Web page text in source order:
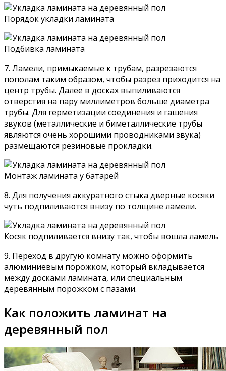
Порядок укладки ламината
Подбивка ламината
7. Ламели, примыкаемые к трубам, разрезаются
пополам таким образом, чтобы разрез приходится на
центр трубы. Далее в досках выпиливаются
отверстия на пару миллиметров больше диаметра
трубы. Для герметизации соединения и гашения
звуков (металлические и биметаллические трубы
являются очень хорошими проводниками звука)
размещаются резиновые прокладки.
Монтаж ламината у батарей
8. Для получения аккуратного стыка дверные косяки
чуть подпиливаются внизу по толщине ламели.
Косяк подпиливается внизу так, чтобы вошла ламель
9. Переход в другую комнату можно оформить
алюминиевым порожком, который вкладывается
между досками ламината, или специальным
деревянным порожком с пазами.
Как положить ламинат на
деревянный пол